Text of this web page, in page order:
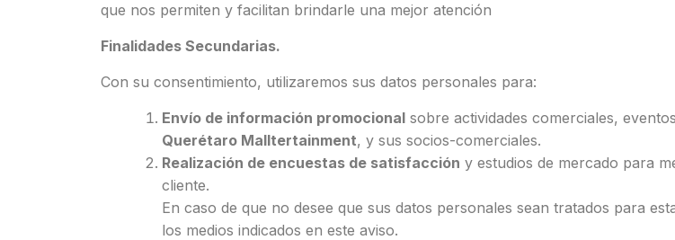
que nos permiten y facilitan brindarle una mejor atención
Finalidades Secundarias.
Con su consentimiento, utilizaremos sus datos personales para:
Envío de información promocional sobre actividades comerciales,
Querétaro Malltertainment, y sus socios-comerciales.
Realización de encuestas de satisfacción y estudios de mercado para
cliente.
En caso de que no desee que sus datos personales sean tratados para
los medios indicados en este aviso.